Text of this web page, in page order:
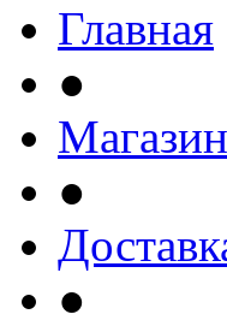
Главная
●
Магазин
●
●